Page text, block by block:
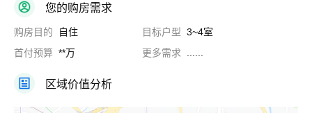
您的购房需求
购房目的 自住 目标户型 3~4室
首付预算 **万 更多需求
区域价值分析